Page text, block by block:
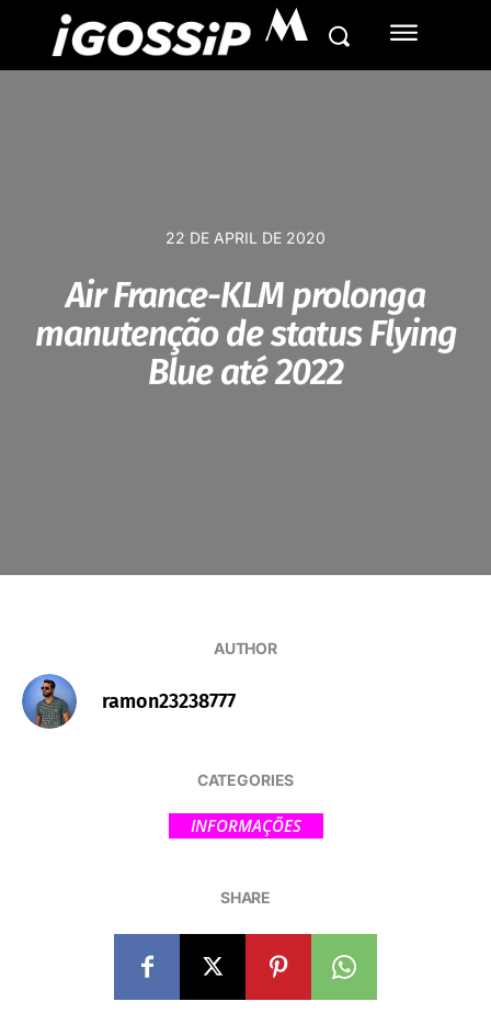
M
22 DE APRIL DE 2020
Air France-KLM prolonga
manutenção de status Flying
Blue até 2022
AUTHOR
ramon23238777
CATEGORIES
INFORMAÇÕES
SHARE